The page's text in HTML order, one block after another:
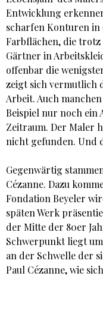
Entwicklung
scharfen Konturen
Farbflächen, die
Gärtner in
offenbar die
zeigt sich vermutlich
Arbeit. Auch
Beispiel nur noch ein
Zeitraum. Der Maler
nicht gefunden. Und
Gegenwärtig
Cézanne. Dazu
Fondation Beyeler
späten Werk
der Mitte der 80er
Schwerpunkt liegt
an der Schwelle der
Paul Cézanne, wie